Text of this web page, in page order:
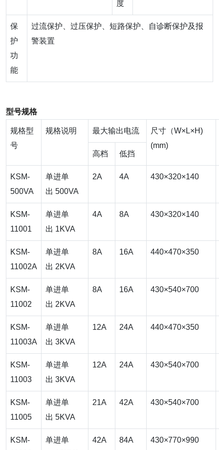
度
保
护
功
能
过流保护、过压保护、短路保护、自诊断保护及报
警装置
型号规格
规格型
号
规格说明 最大输出电流
尺寸（W×L×H)
(mm)
高档
低挡
KSM-
500VA
单进单
出 500VA
2A 4A 430×320×140
KSM-
11001
单进单
出 1KVA
4A 8A 430×320×140
KSM-
11002A
单进单
出 2KVA
8A 16A 440×470×350
KSM-
11002
单进单
出 2KVA
8A 16A 430×540×700
KSM-
11003A
单进单
出 3KVA
12A 24A 440×470×350
KSM-
11003
单进单
出 3KVA
12A 24A 430×540×700
KSM-
11005
单进单
出 5KVA
21A 42A 430×540×700
KSM-
单进单
42A 84A 430×770×990